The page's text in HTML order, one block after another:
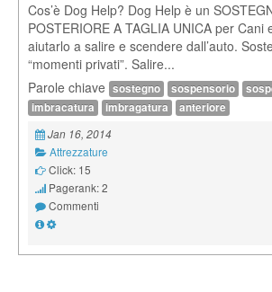
Cos’è Dog Help? Dog Help è un
POSTERIORE A TAGLIA UNICA per Cani
aiutarlo a salire e scendere dall’auto.
“momenti privati”. Salire...
Parole chiave sostegno sospensorio
imbracatura
imbragatura anteriore
Jan 16, 2014
Attrezzature
Click: 15
Pagerank: 2
Commenti